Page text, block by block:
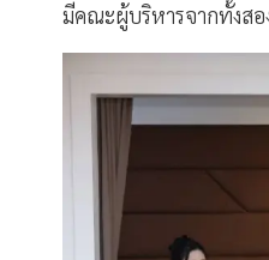
มีคณะผู้บริหารจากทั้งส